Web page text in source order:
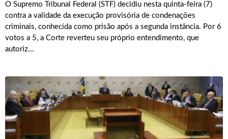
O Supremo Tribunal Federal (STF) decidiu nesta quinta-feira (7)
contra a validade da execução provisória de condenações
criminais, conhecida como prisão após a segunda instância. Por 6
votos a 5, a Corte reverteu seu próprio entendimento, que
autoriz...